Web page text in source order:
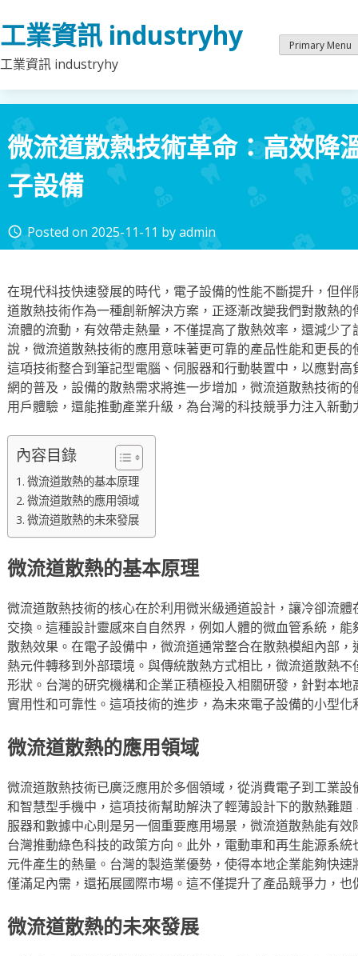
to
content
工業資訊 industryhy
工業資訊 industryhy
Primary Menu
微流道散熱技術革命：高效降
子設備
access_time Posted on 2025-11-11 byadmin
在現代科技快速發展的時代，電子設備的性能不斷提升，但
道散熱技術作為一種創新解決方案，正逐漸改變我們對散熱
流體的流動，有效帶走熱量，不僅提高了散熱效率，還減少
說，微流道散熱技術的應用意味著更可靠的產品性能和更長
這項技術整合到筆記型電腦、伺服器和行動裝置中，以應對
網的普及，設備的散熱需求將進一步增加，微流道散熱技術
用戶體驗，還能推動產業升級，為台灣的科技競爭力注入新動
內容目錄
微流道散熱的基本原理
微流道散熱的應用領域
微流道散熱的未來發展
微流道散熱的基本原理
微流道散熱技術的核心在於利用微米級通道設計，讓冷卻流
交換。這種設計靈感來自自然界，例如人體的微血管系統，
散熱效果。在電子設備中，微流道通常整合在散熱模組內部
熱元件轉移到外部環境。與傳統散熱方式相比，微流道散熱
形狀。台灣的研究機構和企業正積極投入相關研發，針對本
實用性和可靠性。這項技術的進步，為未來電子設備的小型
微流道散熱的應用領域
微流道散熱技術已廣泛應用於多個領域，從消費電子到工業
和智慧型手機中，這項技術幫助解決了輕薄設計下的散熱難
服器和數據中心則是另一個重要應用場景，微流道散熱能有
台灣推動綠色科技的政策方向。此外，電動車和再生能源系
元件產生的熱量。台灣的製造業優勢，使得本地企業能夠快
僅滿足內需，還拓展國際市場。這不僅提升了產品競爭力，
微流道散熱的未來發展